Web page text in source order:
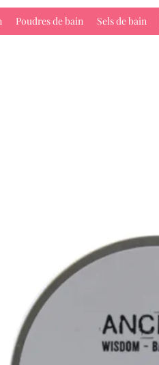
Poudres de bain Sels de bain